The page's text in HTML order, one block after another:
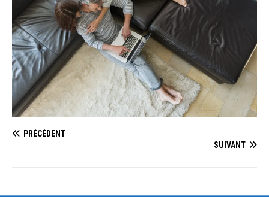
PRÉCÉDENT
SUIVANT